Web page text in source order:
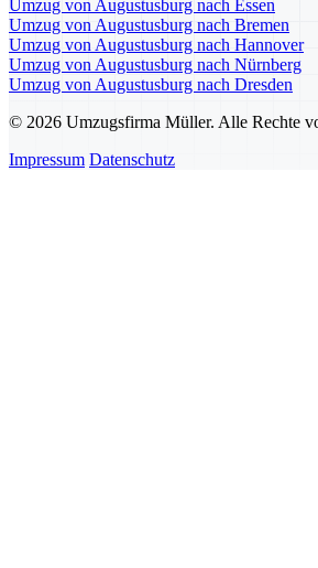
Umzug von Augustusburg nach Essen
Umzug von Augustusburg nach Bremen
Umzug von Augustusburg nach Hannover
Umzug von Augustusburg nach Nürnberg
Umzug von Augustusburg nach Dresden
© 2026 Umzugsfirma Müller. Alle Rechte
Impressum Datenschutz